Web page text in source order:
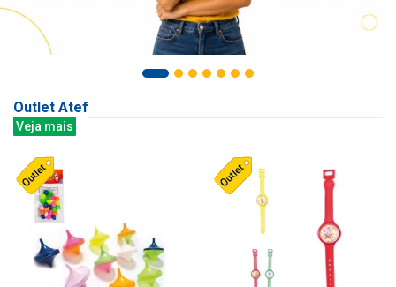
Outlet Atef
Veja mais